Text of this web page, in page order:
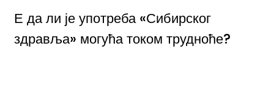
Е да ли је употреба «Сибирског
здравља» могућа током трудноће?